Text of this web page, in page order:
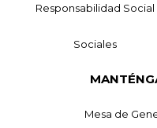
Responsabilidad Social
Sociales
Mesa de